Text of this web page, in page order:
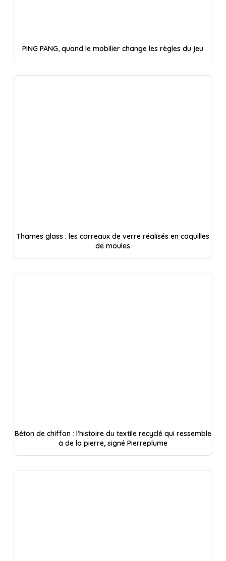
PING PANG, quand le mobilier change les règles du jeu
Thames glass : les carreaux de verre réalisés en coquilles
de moules
Béton de chiffon : l’histoire du textile recyclé qui ressemble
à de la pierre, signé Pierreplume